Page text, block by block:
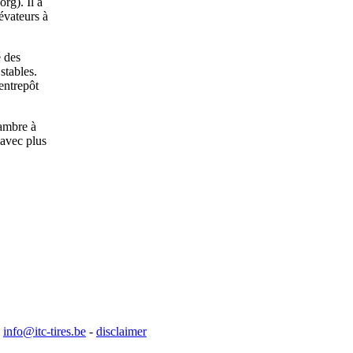
à
des
à
plus
info@itc-tires.be - disclaimer